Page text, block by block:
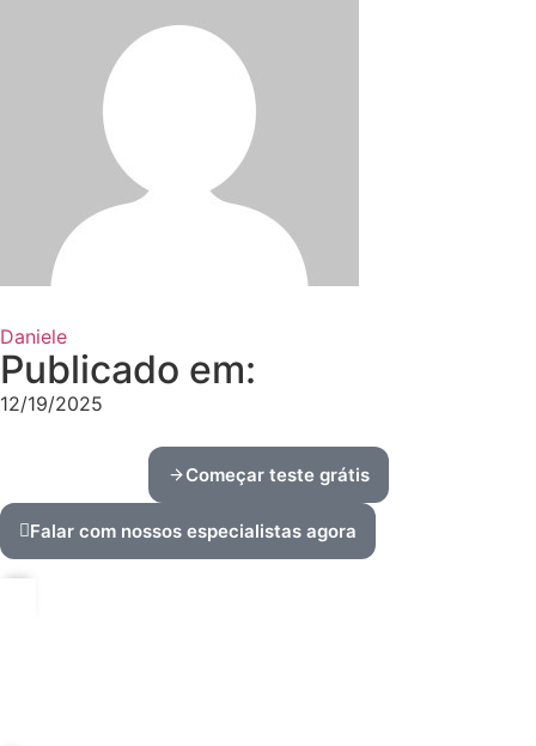
Daniele
Publicado em:
12/19/2025
Começar teste grátis
Falar com nossos especialistas agora